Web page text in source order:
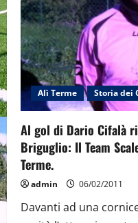
Alì Terme Storia dei
Al gol di Dario Cifalà
Briguglio: Il Team
Terme.
admin 06/02/2011
Davanti ad una